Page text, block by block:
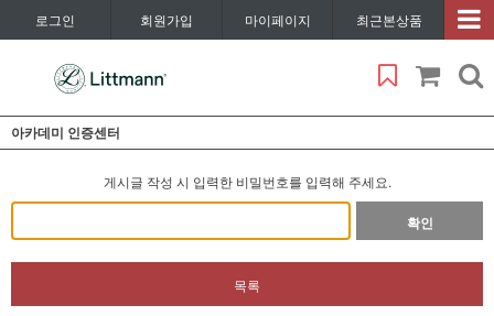
로그인 회원가입 마이페이지 최근본상품
아카데미 인증센터
게시글 작성 시 입력한 비밀번호를 입력해 주세요.
확인
목록